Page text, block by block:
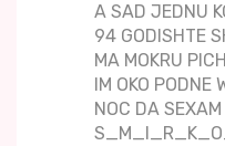
A SAD JEDNU
94 GODISHTE
MA MOKRU
IM OKO PODNE
NOC DA